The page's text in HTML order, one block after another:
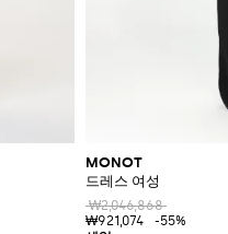
MONOT
드레스 여성
₩2,046,868
₩921,074
-55%